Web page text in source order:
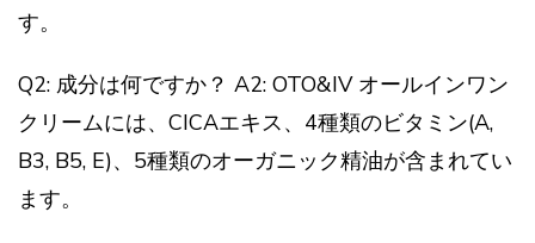
す。
Q2: 成分は何ですか？ A2: OTO&IV オールインワン
クリームには、CICAエキス、4種類のビタミン(A,
B3, B5, E)、5種類のオーガニック精油が含まれてい
ます。